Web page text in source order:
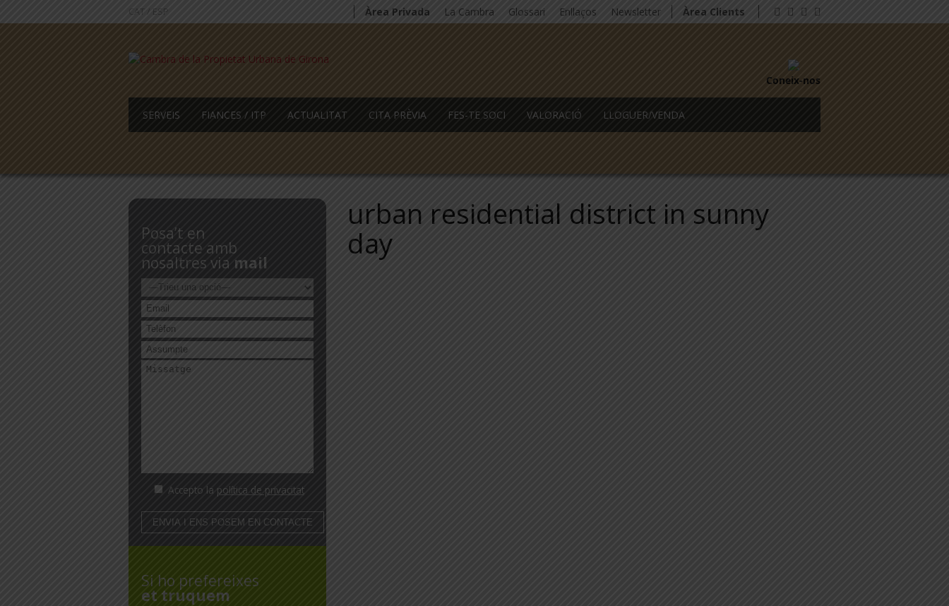
CAT / ESP Àrea Privada La Cambra Glossari Enllaços Newsletter Àrea Clients
Coneix-nos
SERVEIS FIANCES / ITP ACTUALITAT CITA PRÈVIA FES-TE SOCI VALORACIÓ LLOGUER/VENDA
urban residential district in sunny
day
Posa’t en
contacte amb
nosaltres via mail
Accepto la política de privacitat
Si ho prefereixes
et truquem